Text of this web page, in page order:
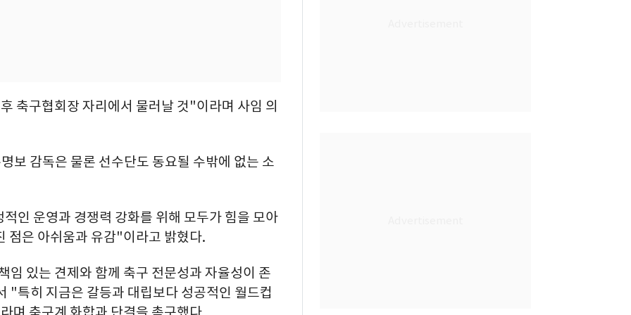
축구협회장 자리에서 물러날 것"이라며 사임 의
보 감독은 물론 선수단도 동요될 수밖에 없는 소
인 운영과 경쟁력 강화를 위해 모두가 힘을 모아
점은 아쉬움과 유감"이라고 밝혔다.
임 있는 견제와 함께 축구 전문성과 자율성이 존
"특히 지금은 갈등과 대립보다 성공적인 월드컵